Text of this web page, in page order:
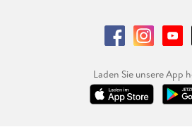
Laden Sie unsere App